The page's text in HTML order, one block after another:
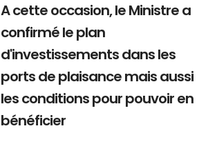
A cette occasion, le Ministre a
confirmé le plan
d'investissements dans les
ports de plaisance mais aussi
les conditions pour pouvoir en
bénéficier